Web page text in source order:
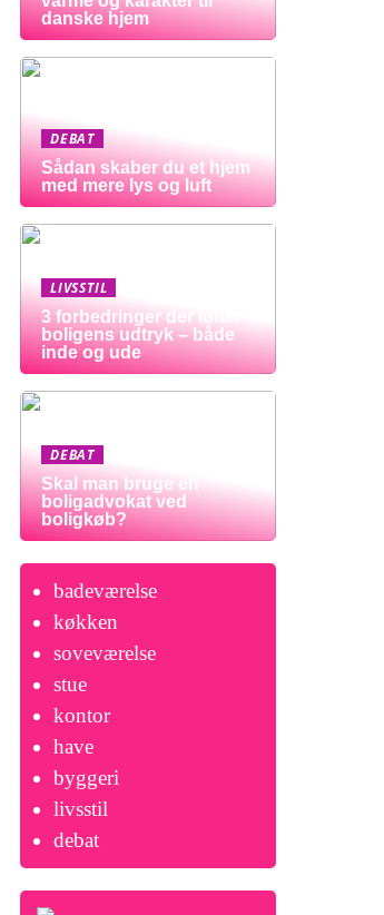
danske hjem
DEBAT
Sådan skaber du et hjem
med mere lys og luft
LIVSSTIL
3 forbedringer der løfter
boligens udtryk – både
inde og ude
DEBAT
Skal man bruge en
boligadvokat ved
boligkøb?
badeværelse
køkken
soveværelse
stue
kontor
have
byggeri
livsstil
debat